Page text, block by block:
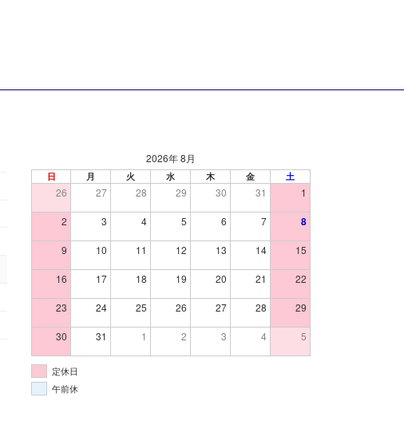
2026年 8月
日 月 火 水 木 金 土
26 27 28 29 30 31 1
2 3 4 5 6 7 8
9 10 11 12 13 14 15
16 17 18 19 20 21 22
23 24 25 26 27 28 29
30 31 1 2 3 4 5
定休日
午前休